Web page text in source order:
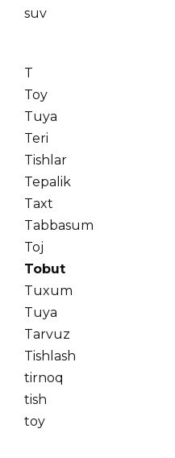
suv
T
Toy
Tuya
Teri
Tishlar
Tepalik
Taxt
Tabbasum
Toj
Tobut
Tuxum
Tuya
Tarvuz
Tishlash
tirnoq
tish
toy